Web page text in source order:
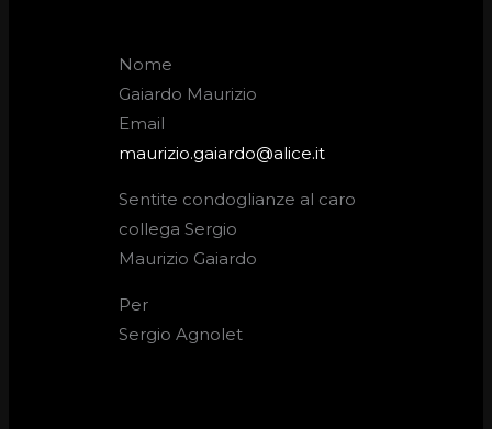
Nome
Gaiardo Maurizio
Email
maurizio.gaiardo@alice.it
Sentite condoglianze al caro
collega Sergio
Maurizio Gaiardo
Per
Sergio Agnolet